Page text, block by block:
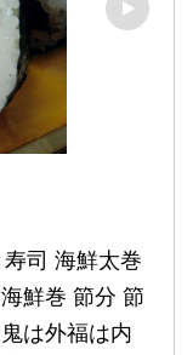
寿司 海鮮太巻
鮮巻 節分 節
は外福は内